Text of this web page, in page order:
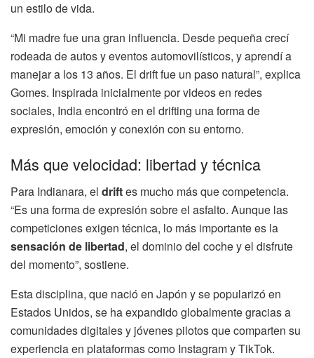
un estilo de vida.
“Mi madre fue una gran influencia. Desde pequeña crecí
rodeada de autos y eventos automovilísticos, y aprendí a
manejar a los 13 años. El drift fue un paso natural”, explica
Gomes. Inspirada inicialmente por videos en redes
sociales, India encontró en el drifting una forma de
expresión, emoción y conexión con su entorno.
Más que velocidad: libertad y técnica
Para Indianara, el driftes mucho más que competencia.
“Es una forma de expresión sobre el asfalto. Aunque las
competiciones exigen técnica, lo más importante es la
sensación de libertad, el dominio del coche y el disfrute
del momento”, sostiene.
Esta disciplina, que nació en Japón y se popularizó en
Estados Unidos, se ha expandido globalmente gracias a
comunidades digitales y jóvenes pilotos que comparten su
experiencia en plataformas como Instagram y TikTok.